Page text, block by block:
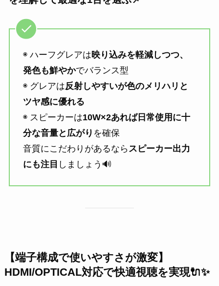
◉ ハーフグレアは 映り込みを軽減しつつ、
発色も鮮やかでバランス型
◉ グレアは反射しやすいが色のメリハリと
ツヤ感に優れる
◉ スピーカーは10W×2あれば日常使用に十
分な音量と広がり を確保
音質にこだわりがあるなら スピーカー出力
にも注目 しましょう🔊
【端子構成で使いやすさが激変】
HDMI/OPTICAL対応で快適視聴を実現🔌✨